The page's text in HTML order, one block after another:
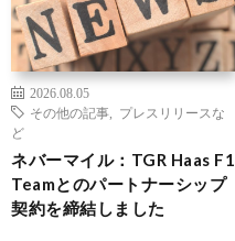
2026.08.05
その他の記事
プレスリリースな
ど
ネバーマイル：TGR Haas F1
Teamとのパートナーシップ
契約を締結しました